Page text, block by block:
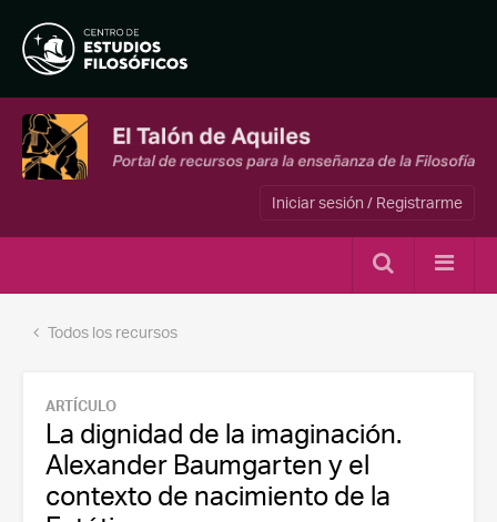
Iniciar sesión / Registrarme
Todos los recursos
ARTÍCULO
La dignidad de la imaginación.
Alexander Baumgarten y el
contexto de nacimiento de la